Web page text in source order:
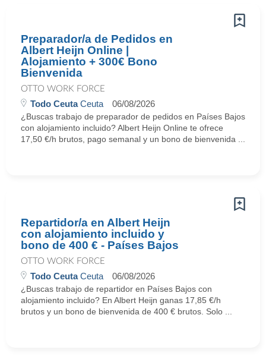
Preparador/a de Pedidos en
Albert Heijn Online |
Alojamiento + 300€ Bono
Bienvenida
OTTO WORK FORCE
Todo CeutaCeuta 06/08/2026
¿Buscas trabajo de preparador de pedidos en Países Bajos
con alojamiento incluido? Albert Heijn Online te ofrece
17,50 €/h brutos, pago semanal y un bono de bienvenida ...
Repartidor/a en Albert Heijn
con alojamiento incluido y
bono de 400 € - Países Bajos
OTTO WORK FORCE
Todo CeutaCeuta 06/08/2026
¿Buscas trabajo de repartidor en Países Bajos con
alojamiento incluido? En Albert Heijn ganas 17,85 €/h
brutos y un bono de bienvenida de 400 € brutos. Solo ...